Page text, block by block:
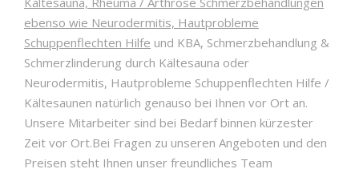
ebenso wie Neurodermitis, Hautprobleme
Schuppenflechten Hilfe und KBA, Schmerzbehandlung &
Schmerzlinderung durch Kältesauna oder
Neurodermitis, Hautprobleme Schuppenflechten Hilfe /
Kältesaunen natürlich genauso bei Ihnen vor Ort an.
Unsere Mitarbeiter sind bei Bedarf binnen kürzester
Zeit vor Ort.Bei Fragen zu unseren Angeboten und den
Preisen steht Ihnen unser freundliches Team